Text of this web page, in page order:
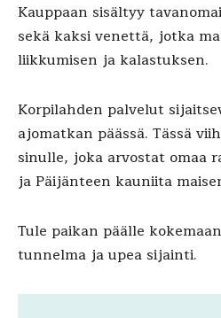
Kauppaan sisältyy
sekä kaksi venettä, jotka
liikkumisen ja kalastuksen.
Korpilahden palvelut
ajomatkan päässä. Tässä
sinulle, joka arvostat omaa
ja Päijänteen kauniita
Tule paikan päälle
tunnelma ja upea sijainti.